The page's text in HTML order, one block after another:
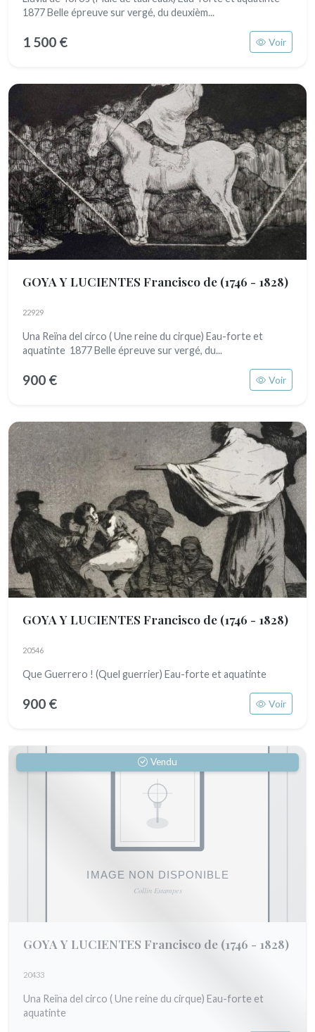
1877 Belle épreuve sur vergé, du deuxièm...
1 500 € Voir
GOYA Y LUCIENTES Francisco de (1746 - 1828)
22929
Una Reïna del circo ( Une reine du cirque) Eau-forte et
aquatinte 1877 Belle épreuve sur vergé, du...
900 € Voir
GOYA Y LUCIENTES Francisco de (1746 - 1828)
20546
Que Guerrero ! (Quel guerrier) Eau-forte et aquatinte
900 € Voir
Vendu
GOYA Y LUCIENTES Francisco de (1746 - 1828)
20433
Una Reïna del circo ( Une reine du cirque) Eau-forte et
aquatinte